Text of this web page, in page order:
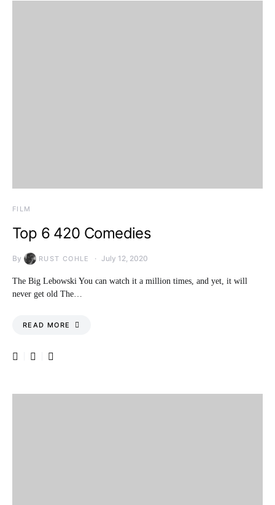
FILM
Top 6 420 Comedies
By RUST COHLE July 12, 2020
The Big Lebowski You can watch it a million times, and yet, it will
never get old The…
READ MORE